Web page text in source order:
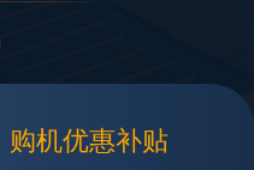
购机优惠补贴